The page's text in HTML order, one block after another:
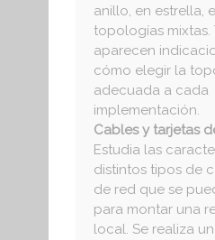
anillo, en estrella,
topologías mixtas.
aparecen
cómo elegir la
adecuada a cada
implementación.
Cables y tarjetas
Estudia las
distintos tipos de
de red que se
para montar una
local. Se realiza